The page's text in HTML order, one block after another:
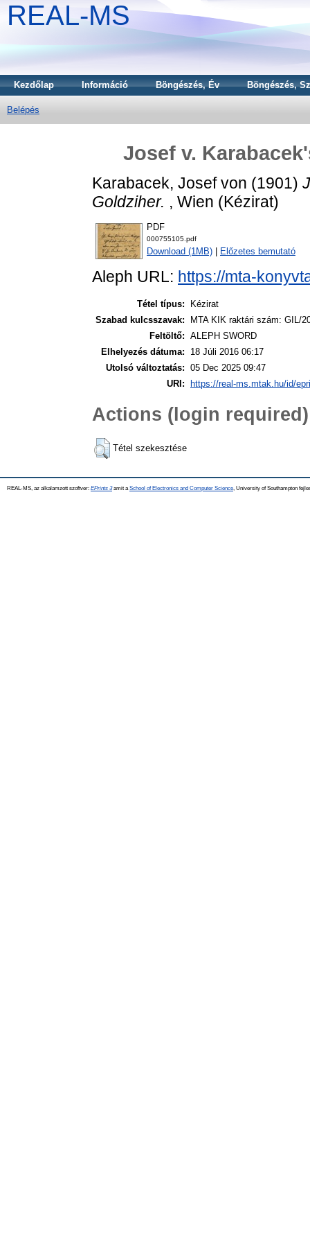
REAL-MS
Kezdőlap Információ Böngészés, Év Böngészés,
Belépés
Josef v.
Karabacek, Josef von (1901)
Goldziher. , Wien (Kézirat)
PDF
000755105.pdf
Download (1MB) Előzetes bemutató
Aleph URL: https://mta-
Tétel típus:
Kézirat
Szabad kulcsszavak:
MTA KIK raktári szám: GIL/
Feltöltő: ALEPH SWORD
Elhelyezés dátuma:
18 Júli 2016 06:17
Utolsó változtatás: 05 Dec 2025 09:47
URI:
https://real-ms.mtak.hu/id/
Actions (login required)
Tétel szekesztése
REAL-MS, az alkalamzott szoftver: EPrints 3amit a School of Electronics and Computer Science , University of Southampton